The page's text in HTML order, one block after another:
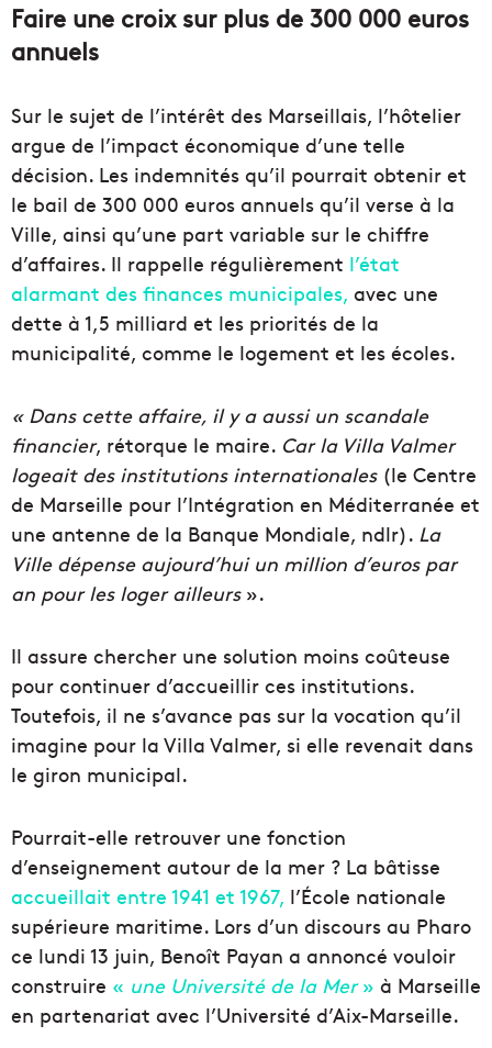
Faire une croix sur plus de 300 000 euros
annuels
Sur le sujet de l’intérêt des Marseillais, l’hôtelier
argue de l’impact économique d’une telle
décision. Les indemnités qu’il pourrait obtenir et
le bail de 300 000 euros annuels qu’il verse à la
Ville, ainsi qu’une part variable sur le chiffre
d’affaires. Il rappelle régulièrement l’état
alarmant des finances municipales, avec une
dette à 1,5 milliard et les priorités de la
municipalité, comme le logement et les écoles.
« Dans cette affaire, il y a aussi un scandale
financier, rétorque le maire. Car la Villa Valmer
logeait des institutions internationales(le Centre
de Marseille pour l’Intégration en Méditerranée et
une antenne de la Banque Mondiale, ndlr). La
Ville dépense aujourd’hui un million d’euros par
an pour les loger ailleurs».
Il assure chercher une solution moins coûteuse
pour continuer d’accueillir ces institutions.
Toutefois, il ne s’avance pas sur la vocation qu’il
imagine pour la Villa Valmer, si elle revenait dans
le giron municipal.
Pourrait-elle retrouver une fonction
d’enseignement autour de la mer ? La bâtisse
accueillait entre 1941 et 1967, l’École nationale
supérieure maritime. Lors d’un discours au Pharo
ce lundi 13 juin, Benoît Payan a annoncé vouloir
construire « une Université de la Mer» à Marseille
en partenariat avec l’Université d’Aix-Marseille.